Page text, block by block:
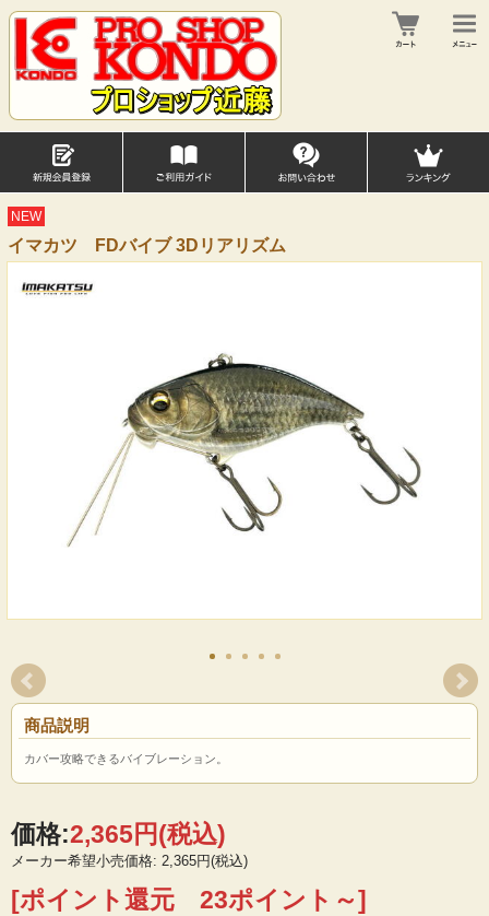
NEW
イマカツ FDバイブ 3Dリアリズム
商品説明
カバー攻略できるバイブレーション。
価格:2,365円(税込)
メーカー希望小売価格: 2,365円(税込)
[ポイント還元 23ポイント～]